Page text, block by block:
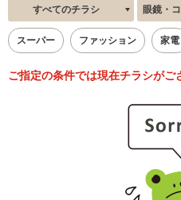
すべてのチラシ 眼鏡・コ
スーパー ファッション 家電
ご指定の条件では現在チラシがご